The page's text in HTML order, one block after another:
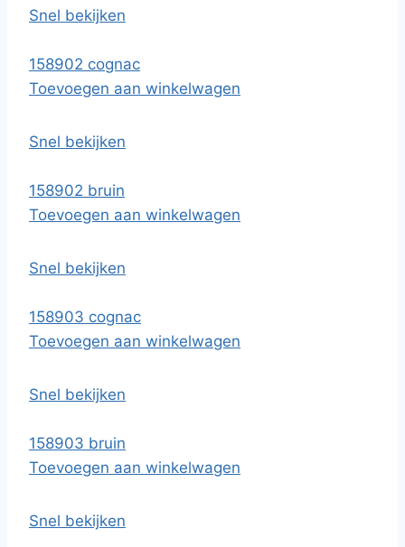
Snel bekijken
158902 cognac
Toevoegen aan winkelwagen
Snel bekijken
158902 bruin
Toevoegen aan winkelwagen
Snel bekijken
158903 cognac
Toevoegen aan winkelwagen
Snel bekijken
158903 bruin
Toevoegen aan winkelwagen
Snel bekijken